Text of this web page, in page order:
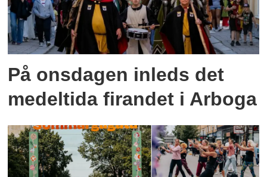
På onsdagen inleds det
medeltida firandet i Arboga